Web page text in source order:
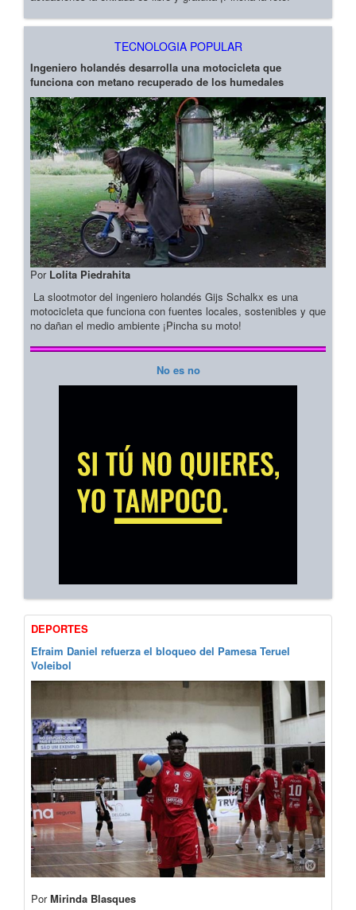
TECNOLOGIA POPULAR
Ingeniero holandés desarrolla una motocicleta que
funciona con metano recuperado de los humedales
Por Lolita Piedrahita
La slootmotor del ingeniero holandés Gijs Schalkx es una
motocicleta que funciona con fuentes locales, sostenibles y que
no dañan el medio ambiente ¡Pincha su moto!
No es no
DEPORTES
Efraim Daniel refuerza el bloqueo del Pamesa Teruel
Voleibol
PorMirinda Blasques